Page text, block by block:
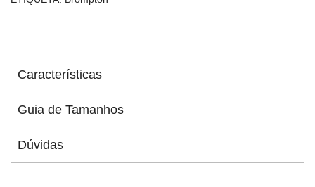
Características
Guia de Tamanhos
Dúvidas